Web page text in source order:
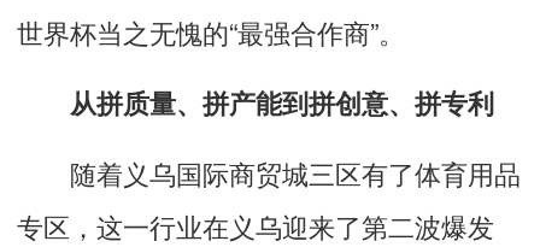
世界杯当之无愧的“最强合作商”。
从拼质量、拼产能到拼创意、拼专利
随着义乌国际商贸城三区有了体育用品
专区，这一行业在义乌迎来了第二波爆发